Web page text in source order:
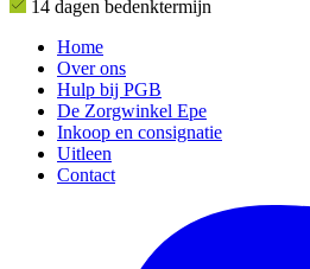
14 dagen bedenktermijn
Home
Over ons
Hulp bij PGB
De Zorgwinkel Epe
Inkoop en consignatie
Uitleen
Contact